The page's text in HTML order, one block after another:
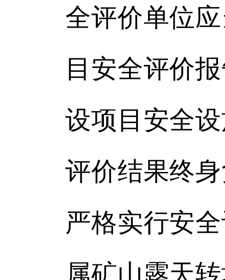
全评价单位
目安全评价
设项目安全
评价结果终
严格实行安
属矿山露天